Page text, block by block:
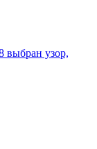
выбран узор,